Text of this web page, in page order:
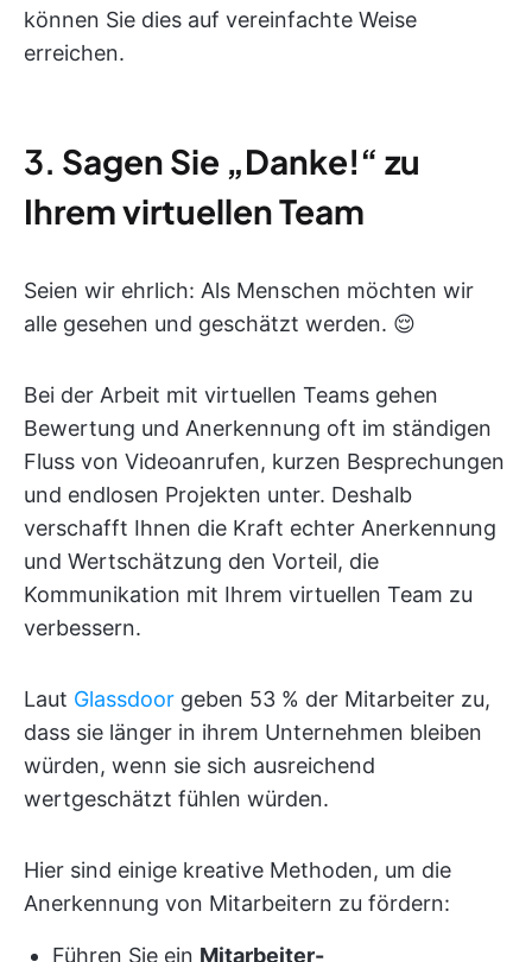
können Sie dies auf vereinfachte Weise
erreichen.
3. Sagen Sie „Danke!“ zu
Ihrem virtuellen Team
Seien wir ehrlich: Als Menschen möchten wir
alle gesehen und geschätzt werden. 😌
Bei der Arbeit mit virtuellen Teams gehen
Bewertung und Anerkennung oft im ständigen
Fluss von Videoanrufen, kurzen Besprechungen
und endlosen Projekten unter. Deshalb
verschafft Ihnen die Kraft echter Anerkennung
und Wertschätzung den Vorteil, die
Kommunikation mit Ihrem virtuellen Team zu
verbessern.
Laut Glassdoor geben 53 % der Mitarbeiter zu,
dass sie länger in ihrem Unternehmen bleiben
würden, wenn sie sich ausreichend
wertgeschätzt fühlen würden.
Hier sind einige kreative Methoden, um die
Anerkennung von Mitarbeitern zu fördern:
Führen Sie ein Mitarbeiter-